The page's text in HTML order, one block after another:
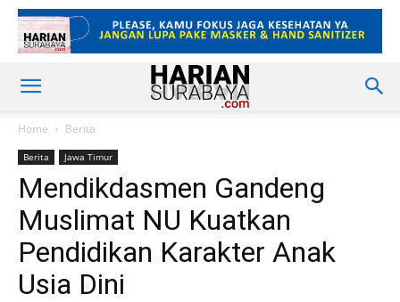
Home Berita
Berita Jawa Timur
Mendikdasmen Gandeng
Muslimat NU Kuatkan
Pendidikan Karakter Anak
Usia Dini